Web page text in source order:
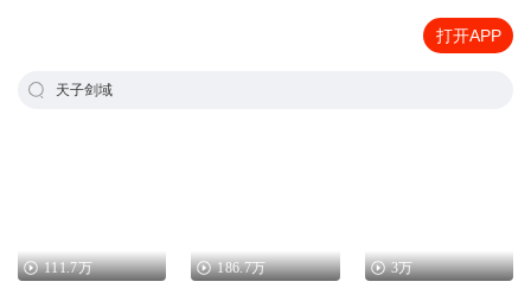
打开APP
天子剑域
111.7万 186.7万 3万